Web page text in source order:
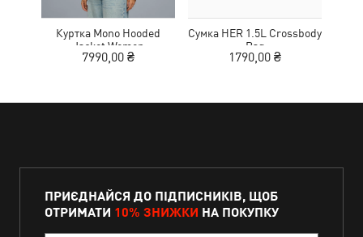
Куртка Mono Hooded
Jacket Women
7990,00 ₴
Сумка HER 1.5L Crossbody
Bag
1790,00 ₴
ПРИЄДНАЙСЯ ДО ПІДПИСНИКІВ, ЩОБ
ОТРИМАТИ 10% ЗНИЖКИ НА ПОКУПКУ